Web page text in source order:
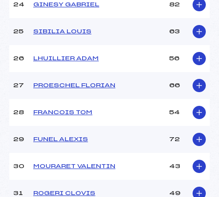
24 GINESY GABRIEL 82
25 SIBILIA LOUIS 63
26 LHUILLIER ADAM 56
27 PROESCHEL FLORIAN 66
28 FRANCOIS TOM 54
29 FUNEL ALEXIS 72
30 MOURARET VALENTIN 43
31 ROGERI CLOVIS 49